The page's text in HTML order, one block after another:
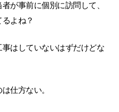
が事前に個別に訪問して、
よね？
はしていないはずだけどな
仕方ない。